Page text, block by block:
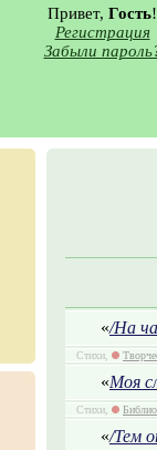
Привет, Гость!
Регистрация
Забыли
«/На
Стихи,
«Моя
Стихи,
«/Тем